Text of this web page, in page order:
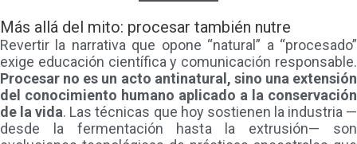
Más allá del mito: procesar también nutre
Revertir la narrativa que opone “natural” a “procesado”
exige educación científica y comunicación responsable.
Procesar no es un acto antinatural, sino una extensión
del conocimiento humano aplicado a la conservación
de la vida. Las técnicas que hoy sostienen la industria —
desde la fermentación hasta la extrusión— son